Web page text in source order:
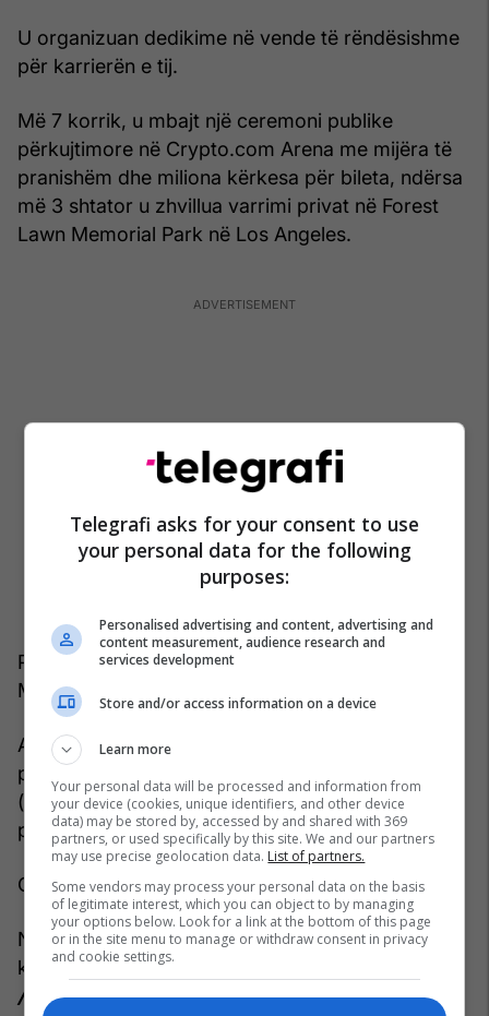
U organizuan dedikime në vende të rëndësishme
për karrierën e tij.
Më 7 korrik, u mbajt një ceremoni publike
përkujtimore në Crypto.com Arena me mijëra të
pranishëm dhe miliona kërkesa për bileta, ndërsa
më 3 shtator u zhvillua varrimi privat në Forest
Lawn Memorial Park në Los Angeles.
Pas autopsisë, hetimet u fokusuan te Dr. Conrad
Murray.
Ai u vetë-dorëzua më 8 shkurt 2010, u deklarua i
pafajshëm për akuzën e vrasjes nga pakujdesia
(involuntary manslaughter), u vendos një garanci
prej 75 mijë dollarësh dhe më pas u lirua.
Gjyqi nisi më 27 shtator 2011.
Në fund, Murray u shpall fajtor dhe u dënua me
katër vjet burg, por u lirua pas rreth dy vitesh.
/Telegrafi/
Telegrafi asks for your consent to use
your personal data for the following
purposes:
Personalised advertising and content, advertising and
content measurement, audience research and
services development
Store and/or access information on a device
Learn more
Your personal data will be processed and information from
your device (cookies, unique identifiers, and other device
data) may be stored by, accessed by and shared with 369
partners, or used specifically by this site. We and our partners
may use precise geolocation data. List of partners.
Some vendors may process your personal data on the basis
of legitimate interest, which you can object to by managing
your options below. Look for a link at the bottom of this page
or in the site menu to manage or withdraw consent in privacy
and cookie settings.